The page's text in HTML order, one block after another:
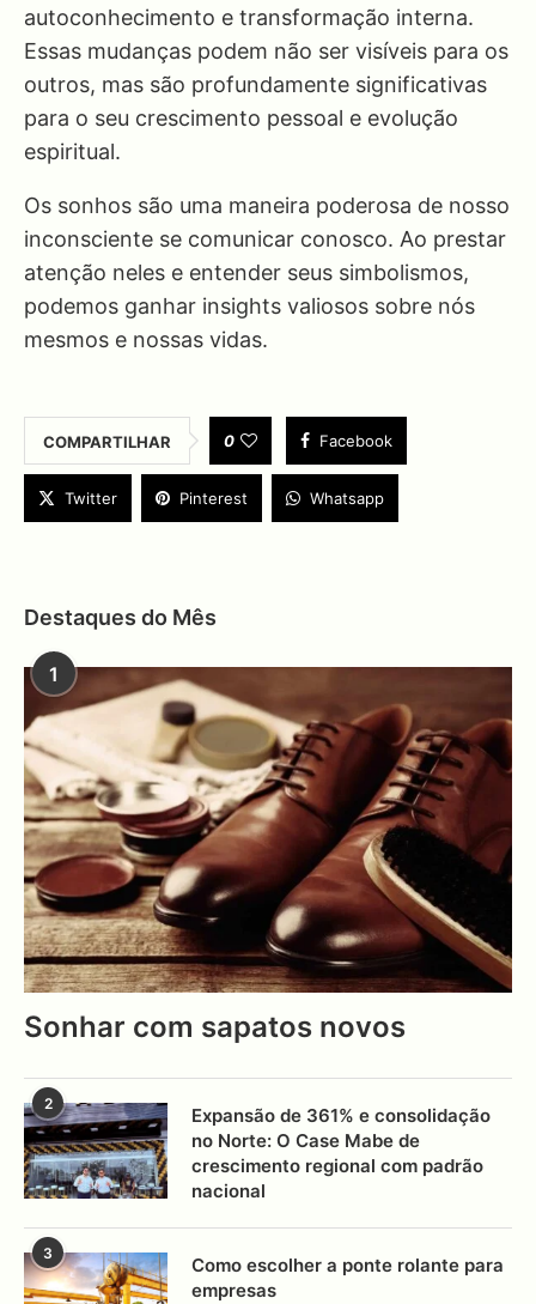
autoconhecimento e transformação interna.
Essas mudanças podem não ser visíveis para os
outros, mas são profundamente significativas
para o seu crescimento pessoal e evolução
espiritual.
Os sonhos são uma maneira poderosa de nosso
inconsciente se comunicar conosco. Ao prestar
atenção neles e entender seus simbolismos,
podemos ganhar insights valiosos sobre nós
mesmos e nossas vidas.
COMPARTILHAR 0 Facebook
Twitter Pinterest Whatsapp
Destaques do Mês
1
Sonhar com sapatos novos
2
Expansão de 361% e consolidação
no Norte: O Case Mabe de
crescimento regional com padrão
nacional
3
Como escolher a ponte rolante para
empresas